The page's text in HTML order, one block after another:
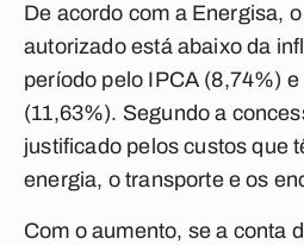
De acordo com a Energisa,
autorizado está abaixo da
período pelo IPCA (8,74%)
(11,63%). Segundo a
justificado pelos custos que
energia, o transporte e os
Com o aumento, se a conta